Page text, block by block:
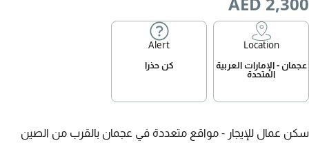
Location
عجمان - الإمارات العربية
المتحدة
Alert
كن حذرا
سكن عمال للإيجار - مواقع متعددة في عجمان بالقرب من الصين